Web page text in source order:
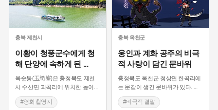
#내시 #내성 #먼우금 #징채 #제주도설화 #영산강
#대한민국임시정부 #강서구 #마을 #종로구 #노원구
#부산 #용인의 전설
#경기도설화 #남자현 #한의학 #동화 #임시의정원
#황해도 #산성 #박물관 #공예품 #영산포
충북제천시
이황이 청풍군수에게 청
해 단양에 속하게 된 ...
옥순봉(玉筍峯)은 충청북도 제천
시 수산면 괴곡리에 위치한 높이
#영화 촬영지
충북 옥천군
웅인과 계화 공주의 비극
적 사랑이 담긴 문바위
충청북도 옥천군 청상면 한곡리에
는 문같이 생긴 문바위가 있다.
#비극적 결말